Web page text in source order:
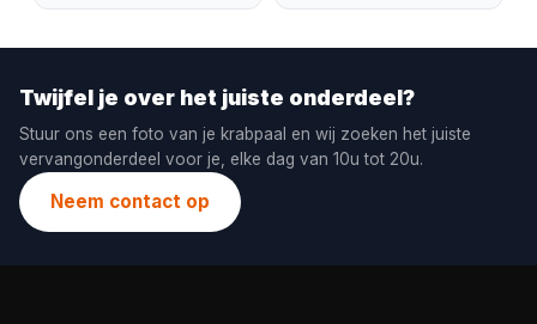
Twijfel je over het juiste onderdeel?
Stuur ons een foto van je krabpaal en wij zoeken het juiste
vervangonderdeel voor je, elke dag van 10u tot 20u.
Neem contact op